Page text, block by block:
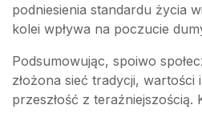
podniesienia standardu życia
kolei wpływa na poczucie
Podsumowując, spoiwo
złożona sieć tradycji, wartości
przeszłość z